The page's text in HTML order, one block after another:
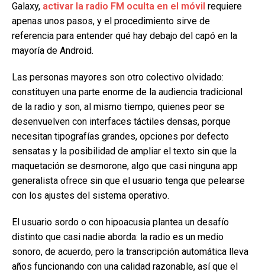
Galaxy, activar la radio FM oculta en el móvil requiere
apenas unos pasos, y el procedimiento sirve de
referencia para entender qué hay debajo del capó en la
mayoría de Android.
Las personas mayores son otro colectivo olvidado:
constituyen una parte enorme de la audiencia tradicional
de la radio y son, al mismo tiempo, quienes peor se
desenvuelven con interfaces táctiles densas, porque
necesitan tipografías grandes, opciones por defecto
sensatas y la posibilidad de ampliar el texto sin que la
maquetación se desmorone, algo que casi ninguna app
generalista ofrece sin que el usuario tenga que pelearse
con los ajustes del sistema operativo.
El usuario sordo o con hipoacusia plantea un desafío
distinto que casi nadie aborda: la radio es un medio
sonoro, de acuerdo, pero la transcripción automática lleva
años funcionando con una calidad razonable, así que el